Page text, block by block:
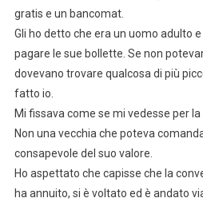
gratis e un bancomat.
Gli ho detto che era un uomo adulto
pagare le sue bollette. Se non
dovevano trovare qualcosa di più
fatto io.
Mi fissava come se mi vedesse per
Non una vecchia che poteva
consapevole del suo valore.
Ho aspettato che capisse che la
ha annuito, si è voltato ed è andato